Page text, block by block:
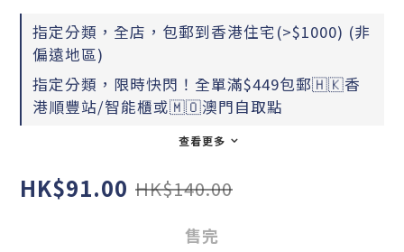
指定分類，全店，包郵到香港住宅(>$1000) (非
偏遠地區)
指定分類，限時快閃！全單滿$449包郵🇭🇰香
港順豐站/智能櫃或🇲🇴澳門自取點
查看更多
HK$91.00 HK$140.00
售完